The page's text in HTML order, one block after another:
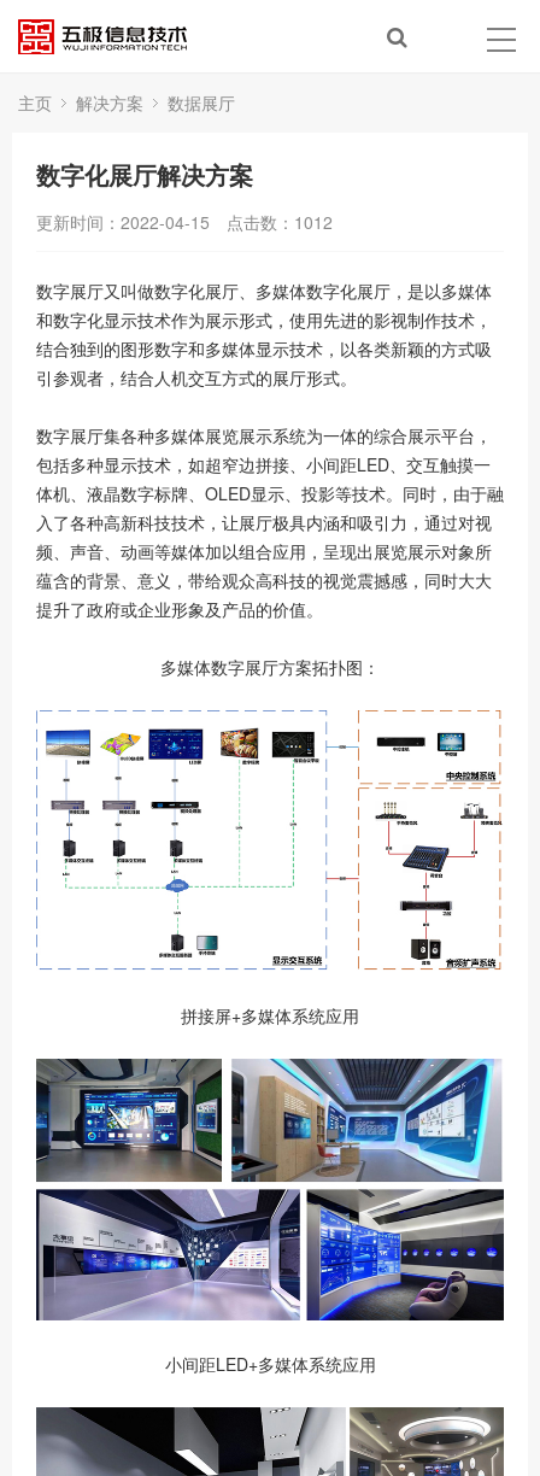
主页 解决方案 数据展厅
数字化展厅解决方案
更新时间：2022-04-15 点击数： 1012
数字展厅又叫做数字化展厅、多媒体数字化展厅，是以多媒体
和数字化显示技术作为展示形式，使用先进的影视制作技术，
结合独到的图形数字和多媒体显示技术，以各类新颖的方式吸
引参观者，结合人机交互方式的展厅形式。
数字展厅集各种多媒体展览展示系统为一体的综合展示平台，
包括多种显示技术，如超窄边拼接、小间距LED、交互触摸一
体机、液晶数字标牌、OLED显示、投影等技术。同时，由于融
入了各种高新科技技术，让展厅极具内涵和吸引力，通过对视
频、声音、动画等媒体加以组合应用，呈现出展览展示对象所
蕴含的背景、意义，带给观众高科技的视觉震撼感，同时大大
提升了政府或企业形象及产品的价值。
多媒体数字展厅方案拓扑图：
拼接屏+多媒体系统应用
小间距LED+多媒体系统应用